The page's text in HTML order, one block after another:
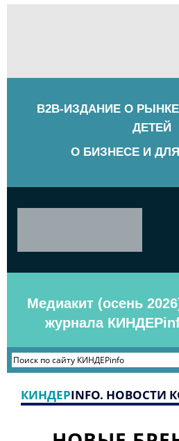
B2B-ИЗДАНИЕ О
ДЕТЕЙ
О БИЗНЕСЕ И
Медиакит (осень
журнала
КИНДЕРINFO. НОВОСТИ